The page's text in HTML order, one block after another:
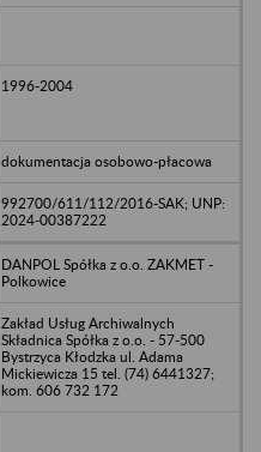
1996-2004
dokumentacja osobowo-płacowa
992700/611/112/2016-SAK; UNP:
2024-00387222
DANPOL Spółka z o.o. ZAKMET -
Polkowice
Zakład Usług Archiwalnych
Składnica Spółka z o.o. - 57-500
Bystrzyca Kłodzka ul. Adama
Mickiewicza 15 tel. (74) 6441327;
kom. 606 732 172